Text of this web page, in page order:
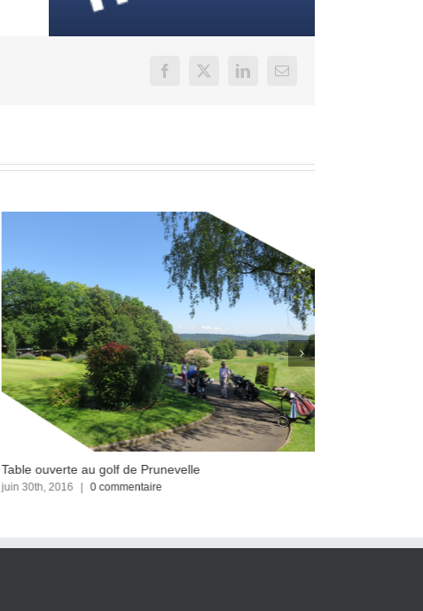
Facebook
X LinkedInEmail
Table ouverte au golf de Prunevelle
juin 30th, 2016 0 commentaire